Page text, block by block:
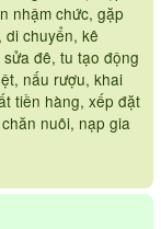
nhậm chức, gặp
chuyển, kê
đê, tu tạo động
nấu rượu, khai
tiền hàng, xếp đặt
nuôi, nạp gia